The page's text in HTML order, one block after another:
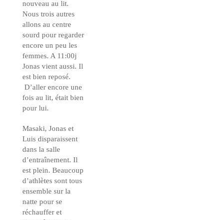
nouveau au lit.
Nous trois autres
allons au centre
sourd pour regarder
encore un peu les
femmes. A 11:00j
Jonas vient aussi. Il
est bien reposé.
D’aller encore une
fois au lit, était bien
pour lui.
Masaki, Jonas et
Luis disparaissent
dans la salle
d’entraînement. Il
est plein. Beaucoup
d’athlètes sont tous
ensemble sur la
natte pour se
réchauffer et